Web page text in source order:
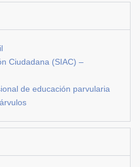
Ciudadana (SIAC) –
de educación parvularia